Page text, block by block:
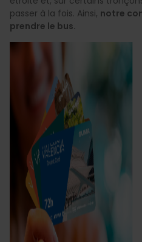
passer à la fois. Ainsi, notre
prendre le bus.